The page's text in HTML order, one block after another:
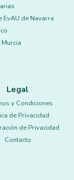
EvAU de Navarra
Legal
y Condiciones
de Privacidad
de Privacidad
Contacto